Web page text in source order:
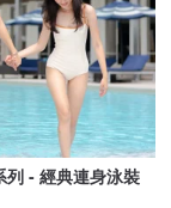
- 經典連身泳裝